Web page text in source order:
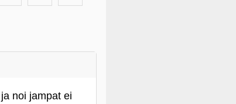
noi jampat ei